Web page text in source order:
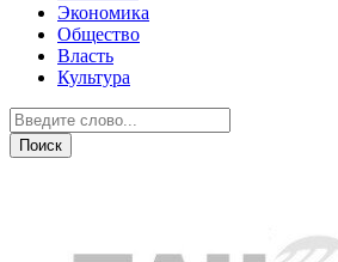
Экономика
Общество
Власть
Культура